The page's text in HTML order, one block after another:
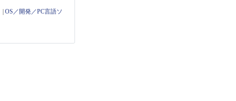
|OS／開発／PC言語ソ